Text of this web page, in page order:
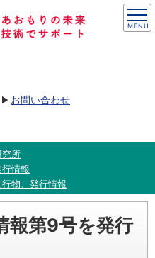
お問い合わせ
究所
情報
行物、発行情報
報第9号を発行